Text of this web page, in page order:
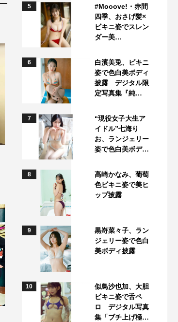
5
#Mooove!・赤間
四季、おさげ髪×
ビキニ姿でスレン
ダー美…
6
白濱美兎、ビキニ
姿で色白美ボディ
披露 デジタル限
定写真集『純…
7
“現役女子大生ア
イドル”七海り
お、ランジェリー
姿で色白美ボデ…
8
高崎かなみ、葡萄
色ビキニ姿で美ヒ
ップ披露
9
黒嵜菜々子、ラン
ジェリー姿で色白
美ボディ披露
10
似鳥沙也加、大胆
ビキニ姿で舌ペ
ロ デジタル写真
集「ブチ上げ極…